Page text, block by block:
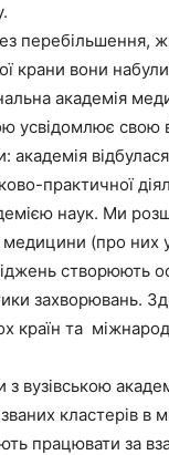
перебільшення,
крани вони
академія
усвідомлює свою
академія
практичної
наук. Ми
медицини (про
створюють
захворювань.
країн та
вузівською
кластерів в
працювати за